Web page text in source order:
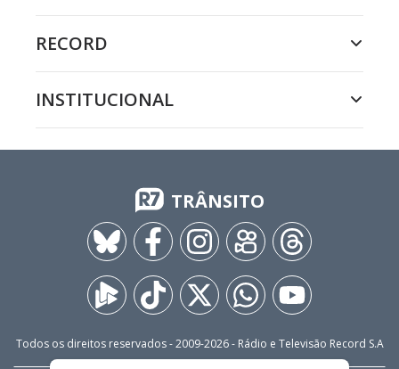
RECORD
INSTITUCIONAL
TRÂNSITO
Todos os direitos reservados - 2009-2026- Rádio e Televisão Record S.A